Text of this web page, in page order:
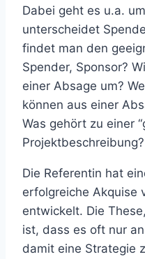
Dabei geht es u.a.
unterscheidet
findet man den
Spender, Sponsor?
einer Absage um?
können aus einer
Was gehört zu einer
Projektbeschreibung?
Die Referentin hat
erfolgreiche Akquise
entwickelt. Die
ist, dass es oft nur
damit eine Strategie